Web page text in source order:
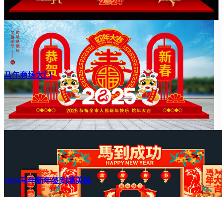
马年商场大门
2026马年新年签到墙美陈